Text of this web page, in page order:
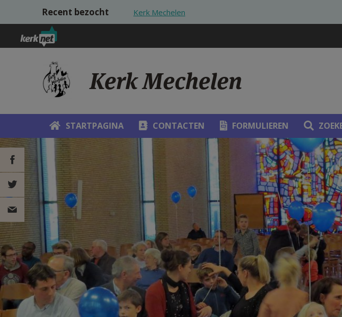
Overslaan en naar de inhoud gaan
Recent bezocht Kerk Mechelen
Kerk Mechelen
STARTPAGINA CONTACTEN FORMULIEREN
DEEL OP
FACEBOOK
DEEL OP
TWITTER
DEEL
VIA
E-
MAIL